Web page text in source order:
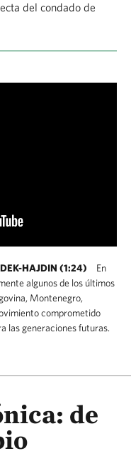
del condado de
HAJDIN (1:24)
En
algunos de los últimos
Montenegro,
comprometido
las generaciones futuras.
de